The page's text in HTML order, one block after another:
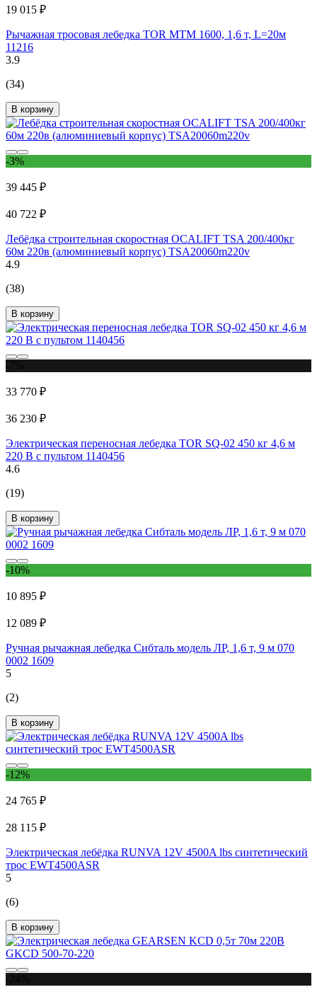
19 015 ₽
Рычажная тросовая лебедка TOR МТМ 1600, 1,6 т, L=20м
11216
3.9
(34)
В корзину
-3%
39 445 ₽
40 722 ₽
Лебёдка строительная скоростная OCALIFT TSA 200/400кг
60м 220в (алюминиевый корпус) TSA20060m220v
4.9
(38)
В корзину
33 770 ₽
36 230 ₽
Электрическая переносная лебедка TOR SQ-02 450 кг 4,6 м
220 В с пультом 1140456
4.6
(19)
В корзину
-10%
10 895 ₽
12 089 ₽
Ручная рычажная лебедка Сибталь модель ЛР, 1,6 т, 9 м 070
0002 1609
5
(2)
В корзину
-12%
24 765 ₽
28 115 ₽
Электрическая лебёдка RUNVA 12V 4500A lbs синтетический
трос EWT4500ASR
5
(6)
В корзину